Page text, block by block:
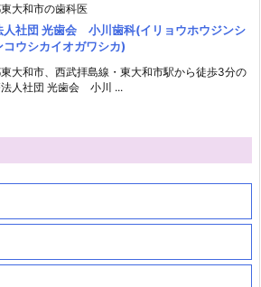
大和市の歯科医
人社団 光歯会 小川歯科(イリョウホウジンシ
コウシカイオガワシカ)
大和市、西武拝島線・東大和市駅から徒歩3分の
法人社団 光歯会 小川 ...